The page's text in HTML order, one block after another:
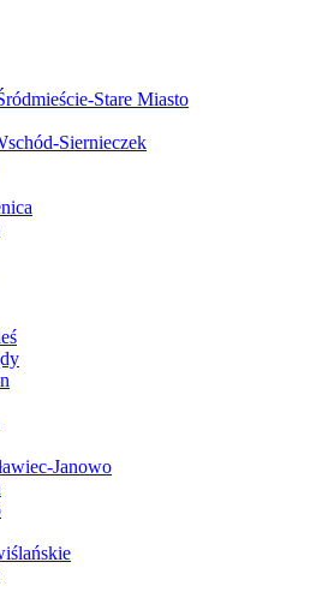
Stare Miasto
Siernieczek
Janowo